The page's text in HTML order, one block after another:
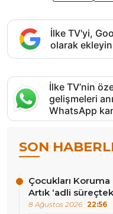
İlke TV'yi,
olarak ekleyin
İlke TV’nin
gelişmeleri
WhatsApp
SON
Çocukları
Artık ‘adli
8 Ağustos 2026 22:56